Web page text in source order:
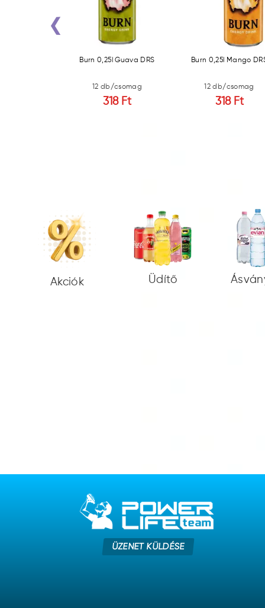
Burn 0,25l Guava DRS
12 db/csomag
318 Ft
Burn 0,25l Mango
12 db/csomag
318 Ft
‹
Akciók Üdítő
ÜZENET KÜLDÉSE